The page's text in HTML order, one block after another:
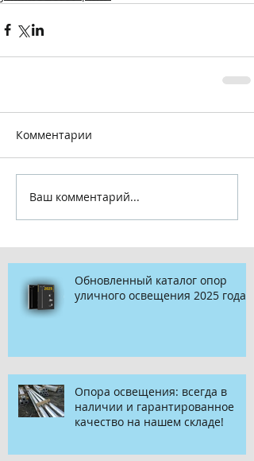
Комментарии
Ваш комментарий...
Обновленный каталог опор
уличного освещения 2025 года
Опора освещения: всегда в
наличии и гарантированное
качество на нашем складе!